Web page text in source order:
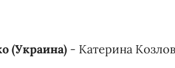
(Украина) - Катерина